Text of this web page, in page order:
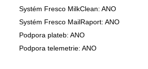
Systém Fresco MilkClean: ANO
Systém Fresco MailRaport: ANO
Podpora plateb: ANO
Podpora telemetrie: ANO